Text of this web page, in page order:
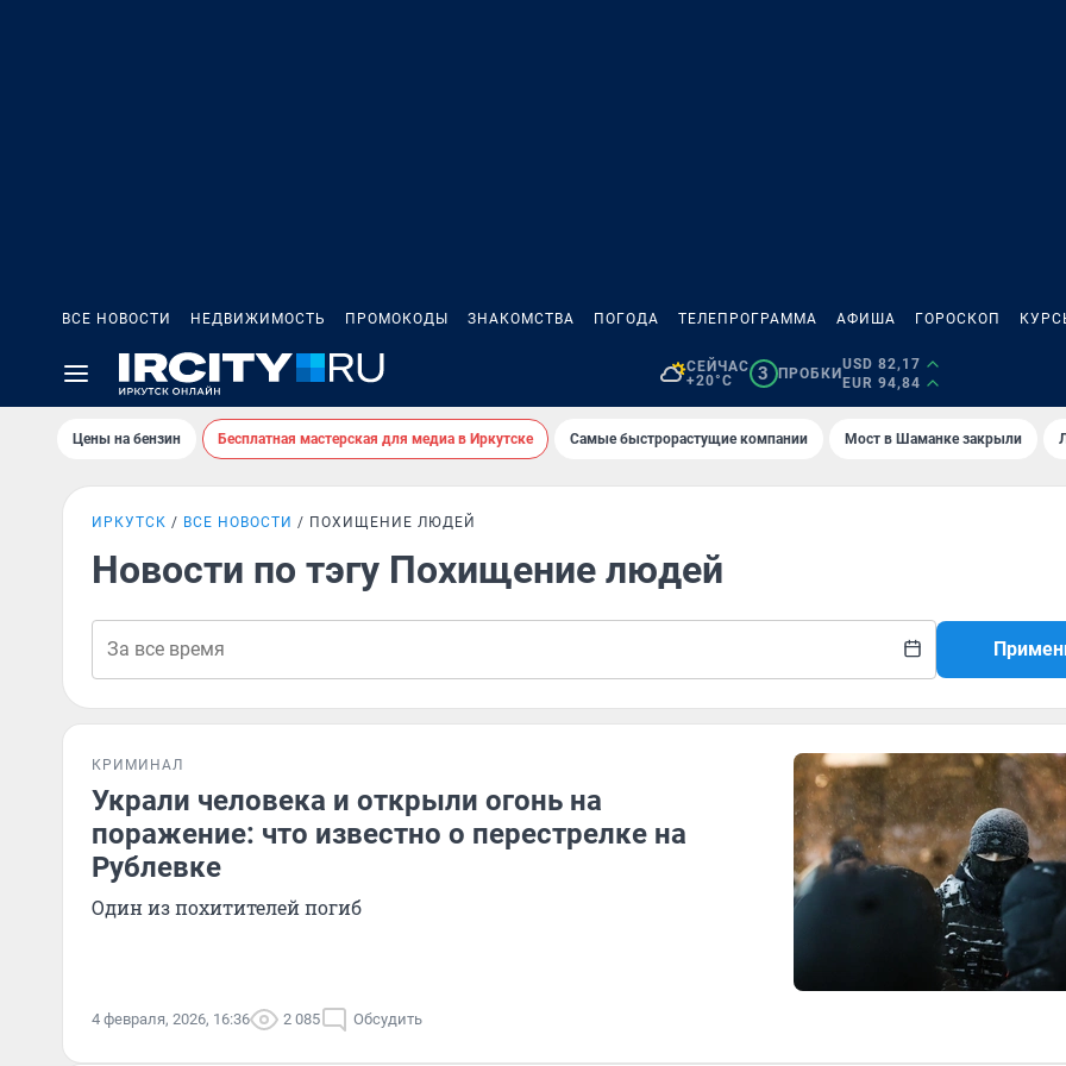
ВСЕ НОВОСТИ НЕДВИЖИМОСТЬ ПРОМОКОДЫ ЗНАКОМСТВА ПОГОДА ТЕЛЕПРОГРАММА АФИША ГОРОСКОП
СЕЙЧАС
+20°C
3 ПРОБКИ
USD 82,17
EUR 94,84
Цены на бензин Бесплатная мастерская для медиа в Иркутске Самые быстрорастущие компании Мост в Шаманке закрыли
ИРКУТСК ВСЕ НОВОСТИ ПОХИЩЕНИЕ ЛЮДЕЙ
Новости по тэгу Похищение людей
КРИМИНАЛ
Украли человека и открыли огонь на
поражение: что известно о перестрелке на
Рублевке
Один из похитителей погиб
4 февраля, 2026, 16:36 2 085 Обсудить